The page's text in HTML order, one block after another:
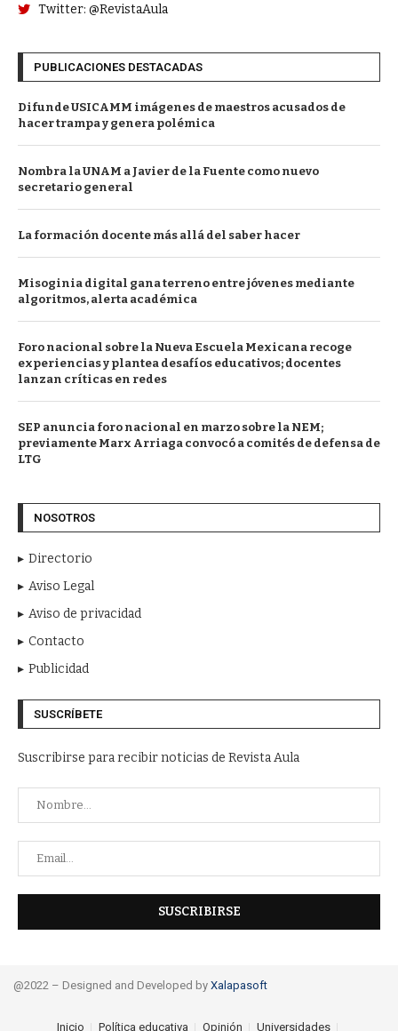
Twitter: @RevistaAula
PUBLICACIONES DESTACADAS
Difunde USICAMM imágenes de maestros acusados de
hacer trampa y genera polémica
Nombra la UNAM a Javier de la Fuente como nuevo
secretario general
La formación docente más allá del saber hacer
Misoginia digital gana terreno entre jóvenes mediante
algoritmos, alerta académica
Foro nacional sobre la Nueva Escuela Mexicana recoge
experiencias y plantea desafíos educativos; docentes
lanzan críticas en redes
SEP anuncia foro nacional en marzo sobre la NEM;
previamente Marx Arriaga convocó a comités de defensa de
LTG
NOSOTROS
Directorio
Aviso Legal
Aviso de privacidad
Contacto
Publicidad
SUSCRÍBETE
Suscribirse para recibir noticias de Revista Aula
@2022 – Designed and Developed by Xalapasoft
Inicio Política educativa Opinión Universidades